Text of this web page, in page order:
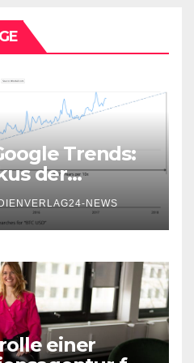
Trends:
der
NEWS
einer